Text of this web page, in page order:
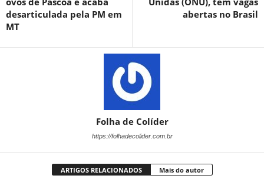
desarticulada pela PM em
MT
abertas no Brasil
Folha de Colíder
https://folhadecolider.com.br
ARTIGOS RELACIONADOS Mais do autor